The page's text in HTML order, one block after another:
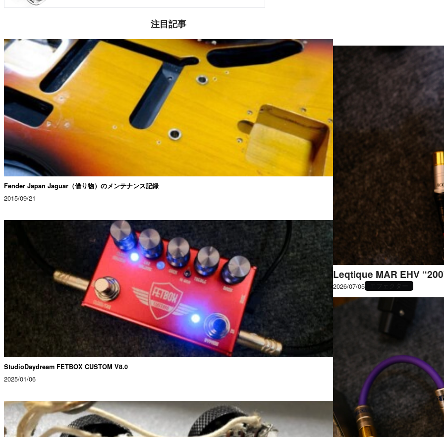
注目記事
Fender Japan Jaguar（借り物）のメンテナンス記録
2015/09/21
StudioDaydream FETBOX CUSTOM V8.0
2025/01/06
Leqtique MAR EHV
2026/07/05 エフェクター